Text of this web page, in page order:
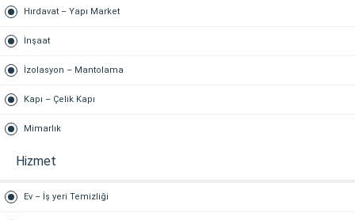
Hırdavat – Yapı Market
İnşaat
İzolasyon – Mantolama
Kapı – Çelik Kapı
Mimarlık
Hizmet
Ev – İş yeri Temizliği